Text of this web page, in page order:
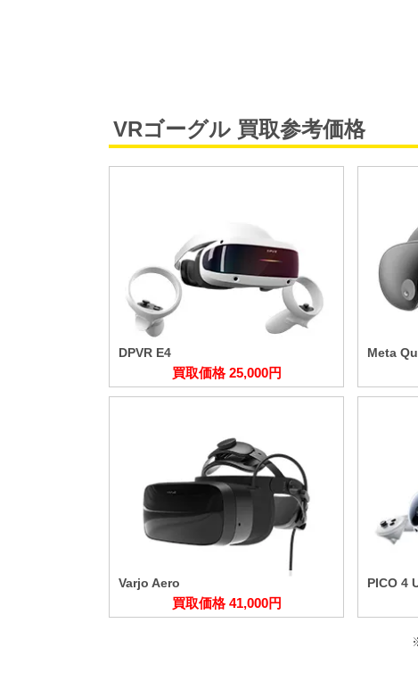
VRゴーグル 買取参考価格
DPVR E4
買取価格 25,000円
Meta
Varjo Aero
買取価格 41,000円
PICO 4